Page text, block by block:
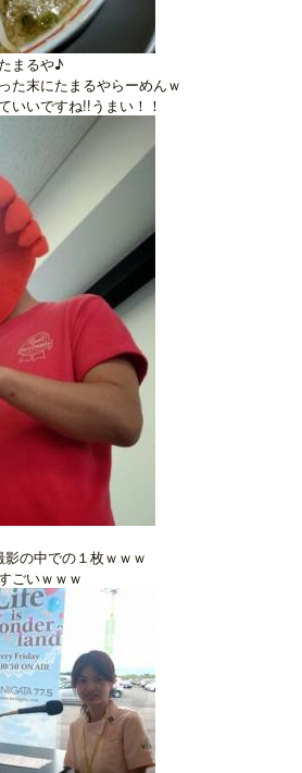
まるや♪
た末にたまるやらーめんｗ
いいですね!!うまい！！
の中での１枚ｗｗｗ
ごいｗｗｗ